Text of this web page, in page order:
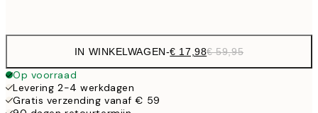
IN WINKELWAGEN-€ 17,98€ 59,95
Op voorraad
Levering 2-4 werkdagen
Gratis verzending vanaf € 59